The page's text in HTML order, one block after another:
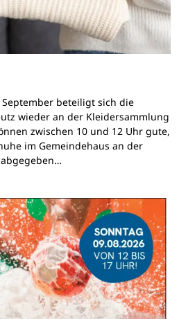
September beteiligt sich die
wieder an der Kleidersammlung
zwischen 10 und 12 Uhr gute,
im Gemeindehaus an der